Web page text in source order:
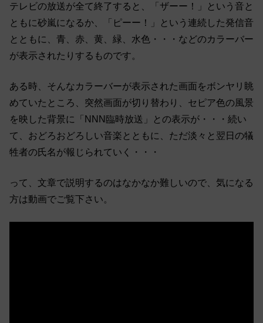
テレビの放送が全て終了すると、「ザーー！」という音と
ともに砂嵐になるか、「ピーー！」という連続した発信音
とともに、青、赤、黄、緑、水色・・・などのカラーバー
が表示されたりするものです。
ある時、そんなカラーバーが表示された画面をボンヤリ眺
めていたところ、突然画面が切り替わり、セピア色の風景
を映した背景に「NNN臨時放送」との表示が・・・続い
て、おどろおどろしい音楽とともに、ただ淡々と翌日の犠
牲者の氏名が報じられていく・・・
って、文章で説明するのはなかなか難しいので、気になる
方は動画でご覧下さい。